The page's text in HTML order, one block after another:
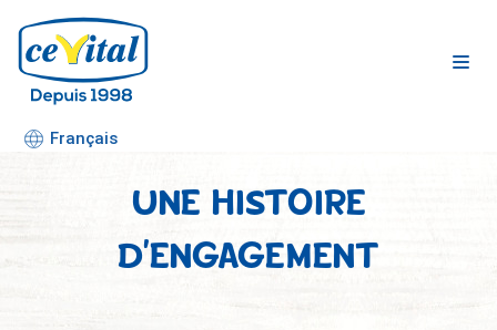
Aller
au
Français
UNE HISTOIRE
D’ENGAGEMENT